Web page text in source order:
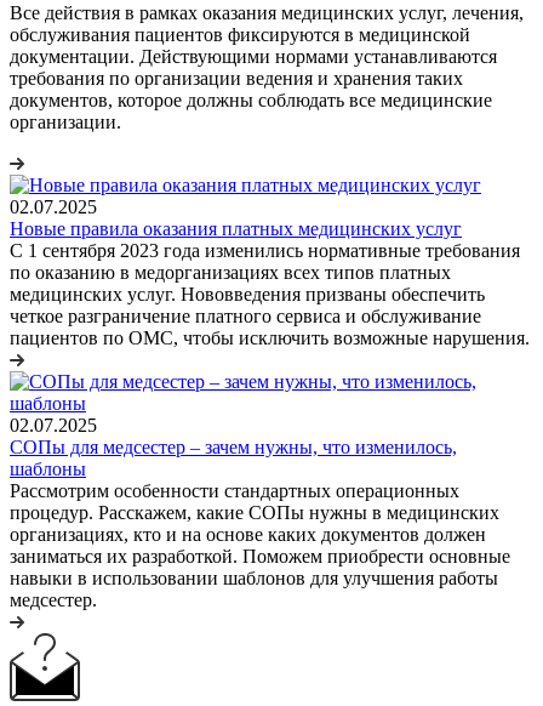
Все действия в рамках оказания медицинских услуг, лечения,
обслуживания пациентов фиксируются в медицинской
документации. Действующими нормами устанавливаются
требования по организации ведения и хранения таких
документов, которое должны соблюдать все медицинские
организации.
02.07.2025
Новые правила оказания платных медицинских услуг
С 1 сентября 2023 года изменились нормативные требования
по оказанию в медорганизациях всех типов платных
медицинских услуг. Нововведения призваны обеспечить
четкое разграничение платного сервиса и обслуживание
пациентов по ОМС, чтобы исключить возможные нарушения.
02.07.2025
СОПы для медсестер – зачем нужны, что изменилось,
шаблоны
Рассмотрим особенности стандартных операционных
процедур. Расскажем, какие СОПы нужны в медицинских
организациях, кто и на основе каких документов должен
заниматься их разработкой. Поможем приобрести основные
навыки в использовании шаблонов для улучшения работы
медсестер.